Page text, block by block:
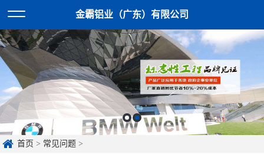
金霸铝业（广东）有限公司
首页 > 常见问题 >